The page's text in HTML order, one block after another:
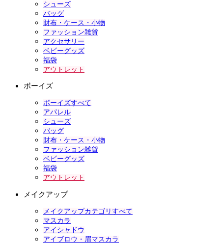
シューズ
バッグ
財布・ケース・小物
ファッション雑貨
アクセサリー
ベビーグッズ
福袋
アウトレット
ボーイズ
ボーイズすべて
アパレル
シューズ
バッグ
財布・ケース・小物
ファッション雑貨
ベビーグッズ
福袋
アウトレット
メイクアップ
メイクアップカテゴリすべて
マスカラ
アイシャドウ
アイブロウ・眉マスカラ